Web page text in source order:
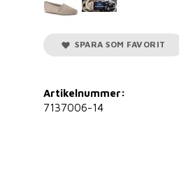
SPARA SOM FAVORIT
Artikelnummer:
7137006-14